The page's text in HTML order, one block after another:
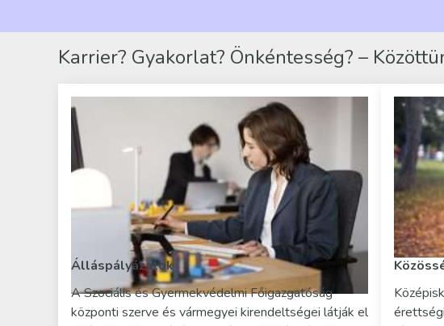
Karrier? Gyakorlat? Önkéntesség? –
Álláspályázatok
A Szociális és Gyermekvédelmi Főigazgatóság
központi szerve és vármegyei kirendeltségei látják el